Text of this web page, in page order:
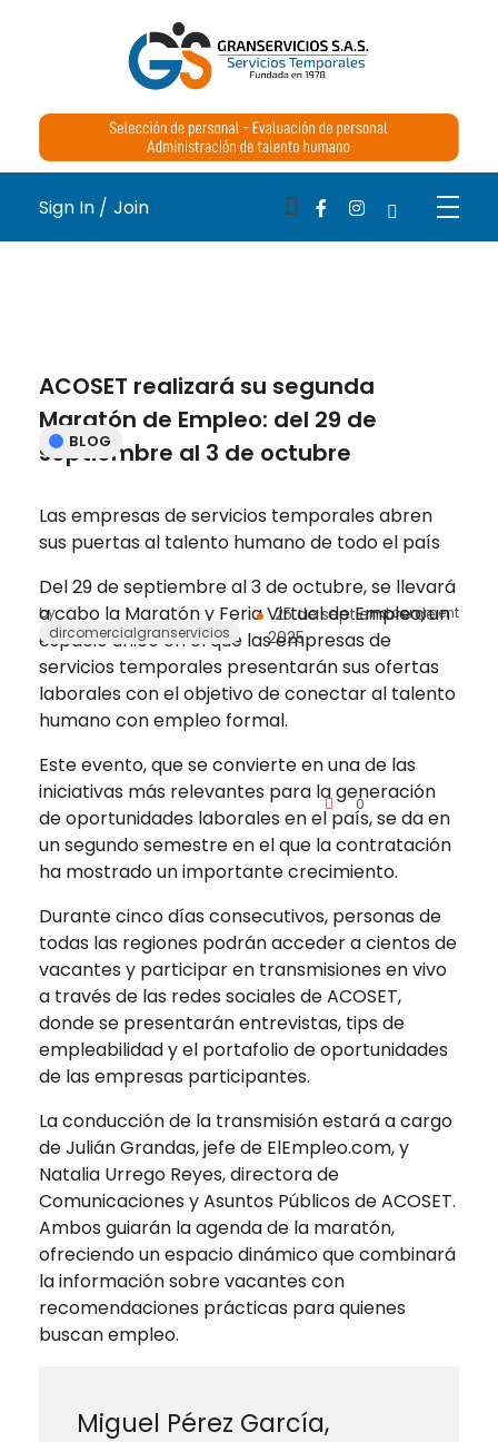
Medical Blog - Phlox Elementor WordPress Theme
Complete Elementor Demo - Phlox WordPress Theme
Sign In / Join
ACOSET realizará su segunda
Maratón de Empleo: del 29 de
septiembre al 3 de octubre
25 de septiembre de
2025
by
dircomercialgranservicios
no comment
BLOG
0
Las empresas de servicios temporales abren
sus puertas al talento humano de todo el país
Del 29 de septiembre al 3 de octubre, se llevará
a cabo la Maratón y Feria Virtual de Empleo, un
espacio único en el que las empresas de
servicios temporales presentarán sus ofertas
laborales con el objetivo de conectar al talento
humano con empleo formal.
Este evento, que se convierte en una de las
iniciativas más relevantes para la generación
de oportunidades laborales en el país, se da en
un segundo semestre en el que la contratación
ha mostrado un importante crecimiento.
Durante cinco días consecutivos, personas de
todas las regiones podrán acceder a cientos de
vacantes y participar en transmisiones en vivo
a través de las redes sociales de ACOSET,
donde se presentarán entrevistas, tips de
empleabilidad y el portafolio de oportunidades
de las empresas participantes.
La conducción de la transmisión estará a cargo
de Julián Grandas, jefe de ElEmpleo.com, y
Natalia Urrego Reyes, directora de
Comunicaciones y Asuntos Públicos de ACOSET.
Ambos guiarán la agenda de la maratón,
ofreciendo un espacio dinámico que combinará
la información sobre vacantes con
recomendaciones prácticas para quienes
buscan empleo.
Miguel Pérez García,